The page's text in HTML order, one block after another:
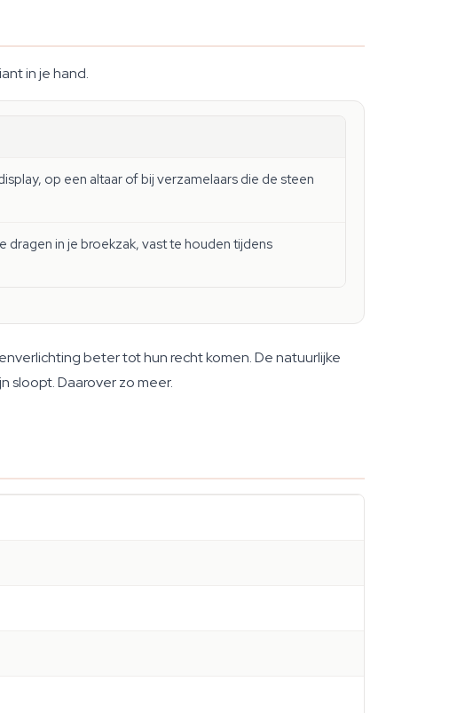
in je hand.
op een altaar of bij verzamelaars die de steen
in je broekzak, vast te houden tijdens
beter tot hun recht komen. De natuurlijke
sloopt. Daarover zo meer.